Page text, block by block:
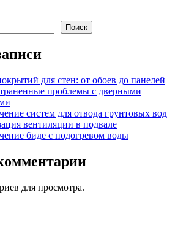
Поиск
для стен: от обоев до панелей
проблемы с дверными
систем для отвода грунтовых вод
вентиляции в подвале
биде с подогревом воды
для просмотра.